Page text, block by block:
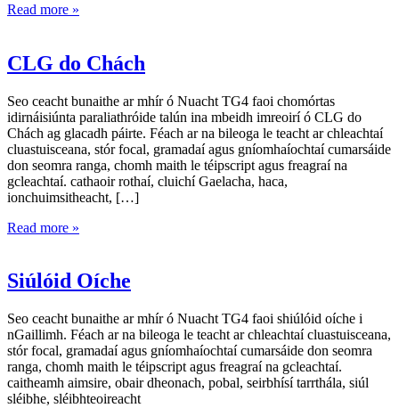
Read more »
CLG do Chách
Seo ceacht bunaithe ar mhír ó Nuacht TG4 faoi chomórtas
idirnáisiúnta paraliathróide talún ina mbeidh imreoirí ó CLG do
Chách ag glacadh páirte. Féach ar na bileoga le teacht ar chleachtaí
cluastuisceana, stór focal, gramadaí agus gníomhaíochtaí cumarsáide
don seomra ranga, chomh maith le téipscript agus freagraí na
gcleachtaí. cathaoir rothaí, cluichí Gaelacha, haca,
ionchuimsitheacht, […]
Read more »
Siúlóid Oíche
Seo ceacht bunaithe ar mhír ó Nuacht TG4 faoi shiúlóid oíche i
nGaillimh. Féach ar na bileoga le teacht ar chleachtaí cluastuisceana,
stór focal, gramadaí agus gníomhaíochtaí cumarsáide don seomra
ranga, chomh maith le téipscript agus freagraí na gcleachtaí.
caitheamh aimsire, obair dheonach, pobal, seirbhísí tarrthála, siúl
sléibhe, sléibhteoireacht